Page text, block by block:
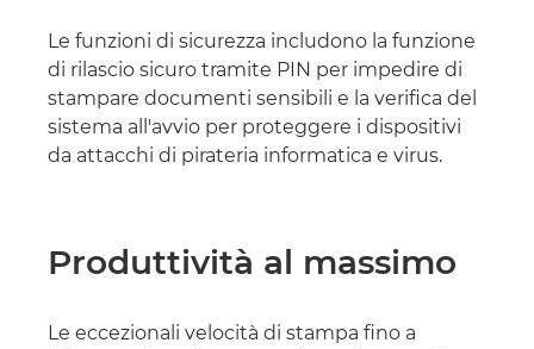
Le funzioni di sicurezza includono la funzione
di rilascio sicuro tramite PIN per impedire di
stampare documenti sensibili e la verifica del
sistema all'avvio per proteggere i dispositivi
da attacchi di pirateria informatica e virus.
Produttività al massimo
Le eccezionali velocità di stampa fino a